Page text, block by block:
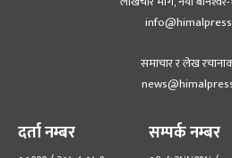
समाचार र लेख
दर्ता नम्बर सम्पर्क नम्बर